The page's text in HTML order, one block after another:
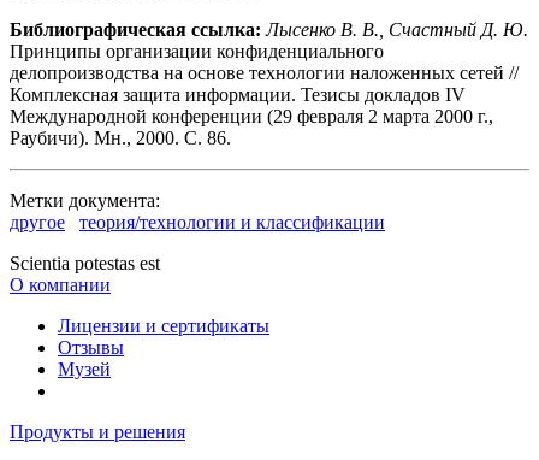
Библиографическая ссылка: Лысенко В. В., Счастный Д. Ю.
Принципы организации конфиденциального
делопроизводства на основе технологии наложенных сетей //
Комплексная защита информации. Тезисы докладов IV
Международной конференции (29 февраля 2 марта 2000 г.,
Раубичи). Мн., 2000. С. 86.
Метки документа:
другое
теория/технологии и классификации
Scientia potestas est
О компании
Лицензии и сертификаты
Отзывы
Музей
Продукты и решения